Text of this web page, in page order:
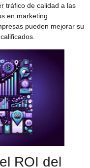
tráfico de calidad a las
en marketing
pueden mejorar su
ROI del